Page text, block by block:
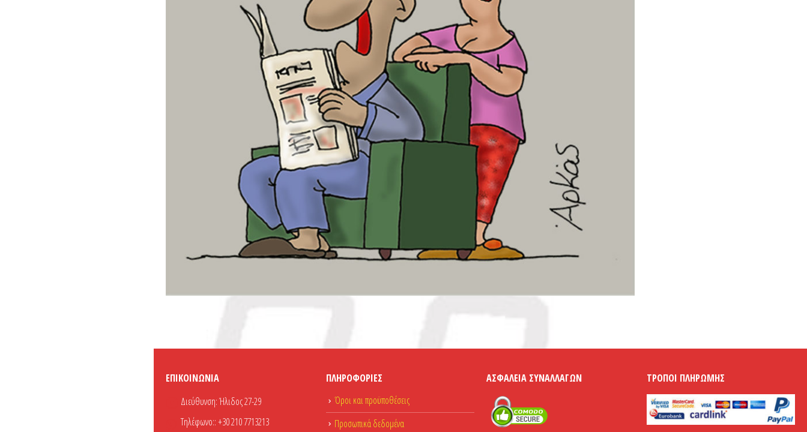
ΕΠΙΚΟΙΝΩΝΊΑ
Διεύθυνση:Ήλιδος 27-29
Τηλέφωνο::+30 210 7713213
ΠΛΗΡΟΦΟΡΊΕΣ
Όροι και προϋποθέσεις
Προσωπικά δεδομένα
ΑΣΦΆΛΕΙΑ ΣΥΝΑΛΛΑΓΏΝ ΤΡΌΠΟΙ ΠΛΗΡΩΜΉΣ